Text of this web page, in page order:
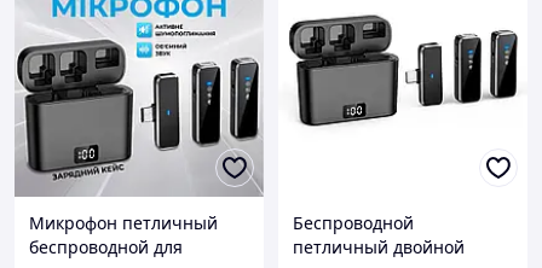
Микрофон петличный
беспроводной для
Беспроводной
петличный двойной